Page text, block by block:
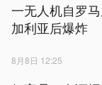
一无人机自罗
加利亚后爆炸
8月8日 12:25